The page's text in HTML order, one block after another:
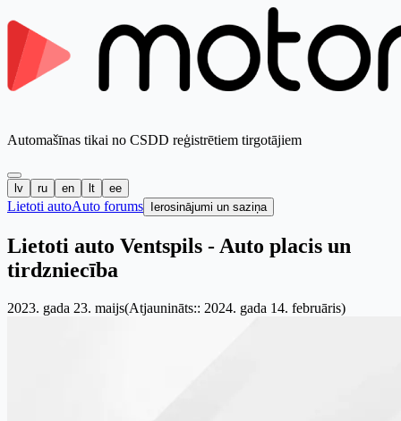
Automašīnas tikai no CSDD reģistrētiem tirgotājiem
lv ru en lt ee
Lietoti autoAuto forums Ierosinājumi un saziņa
Lietoti auto Ventspils - Auto placis un
tirdzniecība
2023. gada 23. maijs(Atjaunināts:: 2024. gada 14. februāris)